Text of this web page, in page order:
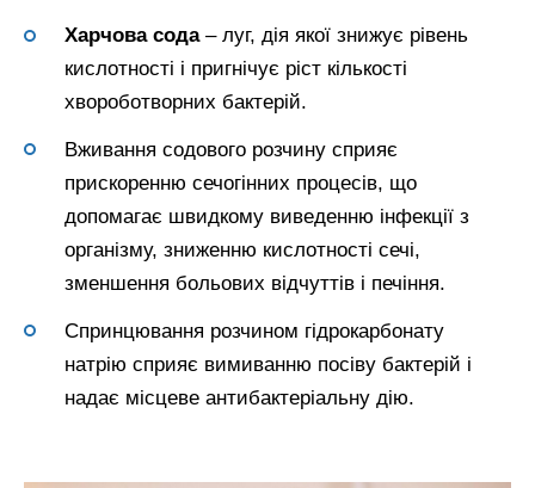
Харчова сода– луг, дія якої знижує рівень
кислотності і пригнічує ріст кількості
хвороботворних бактерій.
Вживання содового розчину сприяє
прискоренню сечогінних процесів, що
допомагає швидкому виведенню інфекції з
організму, зниженню кислотності сечі,
зменшення больових відчуттів і печіння.
Спринцювання розчином гідрокарбонату
натрію сприяє вимиванню посіву бактерій і
надає місцеве антибактеріальну дію.